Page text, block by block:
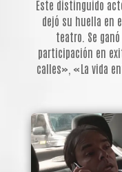
Este distinguido
dejó su huella en
teatro. Se
participación en
calles», «La vida